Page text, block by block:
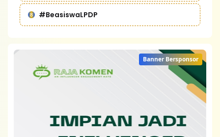
#BeasiswaLPDP
Banner Bersponsor